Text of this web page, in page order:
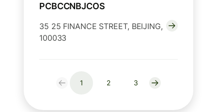
PCBCCNBJCOS
35 25 FINANCE STREET, BEIJING,
100033
1 2 3